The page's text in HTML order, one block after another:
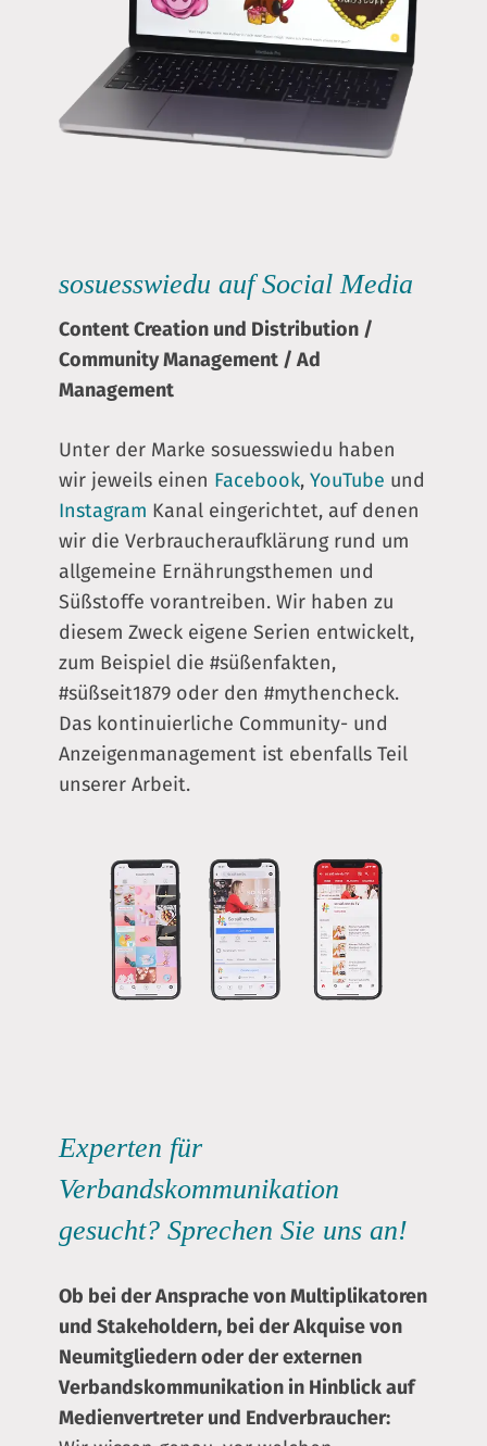
sosuesswiedu aufSocial Media
Content Creation und Distribution /
Community Management / Ad
Management
Unter der Marke sosuesswiedu haben
wir jeweils einen Facebook,YouTube und
Instagram Kanal eingerichtet, auf denen
wir die Verbraucheraufklärung rund um
allgemeine Ernährungsthemen und
Süßstoffe vorantreiben. Wir haben zu
diesem Zweck eigene Serien entwickelt,
zum Beispiel die #süßenfakten,
#süßseit1879 oder den #mythencheck.
Das kontinuierliche Community- und
Anzeigenmanagement ist ebenfalls Teil
unserer Arbeit.
Experten für
Verbandskommunikation
gesucht? Sprechen Sie uns an!
Ob bei der Ansprache von Multiplikatoren
und Stakeholdern, bei der Akquise von
Neumitgliedern oder der externen
Verbandskommunikation in Hinblick auf
Medienvertreter und Endverbraucher: